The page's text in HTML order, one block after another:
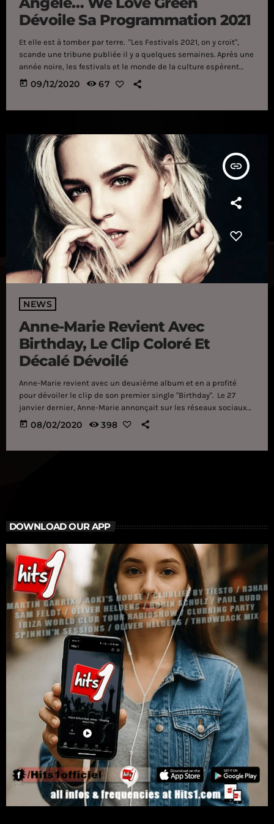
Dévoile Sa Programmation 2021
Et elle est à tomber par terre. "Les Festivals 2021, on y croit",
scande une tribune publiée il y a quelques semaines. Après une
année noire, les festivals et le monde de la culture espèrent
bien que 2021 sera l'occasion d'un nouveau départ, loin de la
crise sanitaire actuelle. Loin de se laisser abattre, les festivals
today 09/12/2020 67
insert_link
NEWS
Anne-Marie Revient Avec
Birthday, Le Clip Coloré Et
Décalé Dévoilé
Anne-Marie revient avec un deuxième album et en a profité
pour dévoiler le clip de son premier single "Birthday". Le 27
janvier dernier, Anne-Marie annonçait sur les réseaux sociaux
qu'elle est officiellement de retour avec un deuxième album. Le
premier, Speak Your Mind, est sorti en 2018 et lui a permis de se
today 08/02/2020 398
DOWNLOAD OUR APP